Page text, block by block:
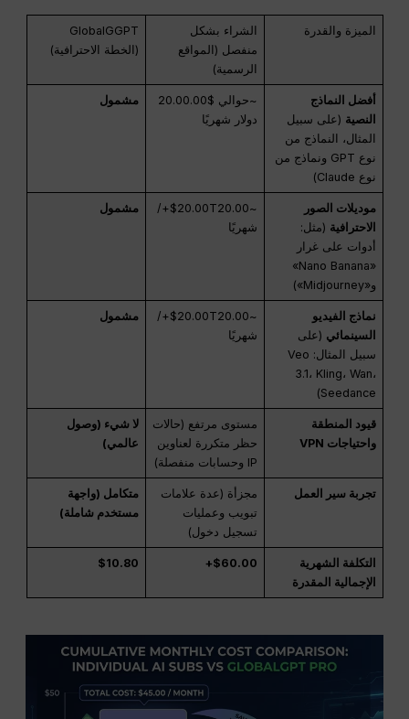
الميزة والقدرة
الشراء بشكل
منفصل (المواقع
الرسمية)
GlobalGGPT
(الخطة الاحترافية)
أفضل النماذج
النصية (على سبيل
المثال، النماذج من
نوع GPT ونماذج من
نوع Claude)
~حوالي $20.00.00
دولار شهريًا
مشمول
موديلات الصور
الاحترافية (مثل:
أدوات على غرار
«Nano Banana»
و«Midjourney»)
~$20.00T20.00+/
شهريًا
مشمول
نماذج الفيديو
السينمائي (على
سبيل المثال: Veo
3.1، Kling، Wan،
Seedance)
~$20.00T20.00+/
شهريًا
مشمول
قيود المنطقة
واحتياجات VPN
مستوى مرتفع (حالات
حظر متكررة لعناوين
IP وحسابات منفصلة)
لا شيء (وصول
عالمي)
تجربة سير العمل
مجزأة (عدة علامات
تبويب وعمليات
تسجيل دخول)
متكامل (واجهة
مستخدم شاملة)
التكلفة الشهرية
الإجمالية المقدرة
$60.00+
$10.80